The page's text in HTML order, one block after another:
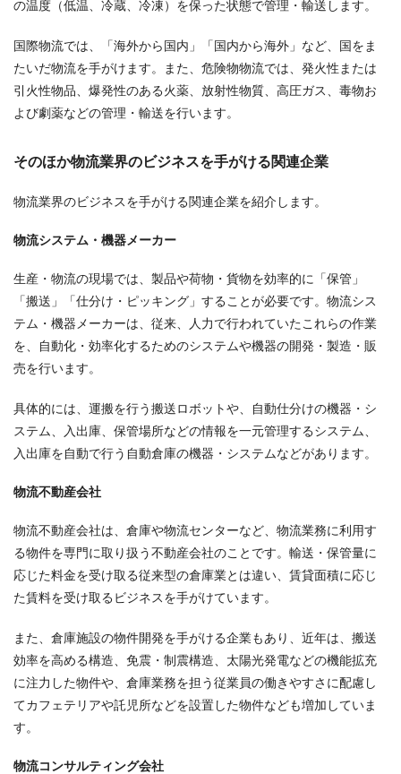
の温度（低温、冷蔵、冷凍）を保った状態で管理・輸送します。
国際物流では、「海外から国内」「国内から海外」など、国をま
たいだ物流を手がけます。また、危険物物流では、発火性または
引火性物品、爆発性のある火薬、放射性物質、高圧ガス、毒物お
よび劇薬などの管理・輸送を行います。
そのほか物流業界のビジネスを手がける関連企業
物流業界のビジネスを手がける関連企業を紹介します。
物流システム・機器メーカー
生産・物流の現場では、製品や荷物・貨物を効率的に「保管」
「搬送」「仕分け・ピッキング」することが必要です。物流シス
テム・機器メーカーは、従来、人力で行われていたこれらの作業
を、自動化・効率化するためのシステムや機器の開発・製造・販
売を行います。
具体的には、運搬を行う搬送ロボットや、自動仕分けの機器・シ
ステム、入出庫、保管場所などの情報を一元管理するシステム、
入出庫を自動で行う自動倉庫の機器・システムなどがあります。
物流不動産会社
物流不動産会社は、倉庫や物流センターなど、物流業務に利用す
る物件を専門に取り扱う不動産会社のことです。輸送・保管量に
応じた料金を受け取る従来型の倉庫業とは違い、賃貸面積に応じ
た賃料を受け取るビジネスを手がけています。
また、倉庫施設の物件開発を手がける企業もあり、近年は、搬送
効率を高める構造、免震・制震構造、太陽光発電などの機能拡充
に注力した物件や、倉庫業務を担う従業員の働きやすさに配慮し
てカフェテリアや託児所などを設置した物件なども増加していま
す。
物流コンサルティング会社